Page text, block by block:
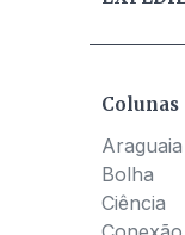
Colunas
Bolha
Ciência